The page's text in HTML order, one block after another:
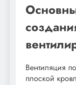
Вентиляция
плоской